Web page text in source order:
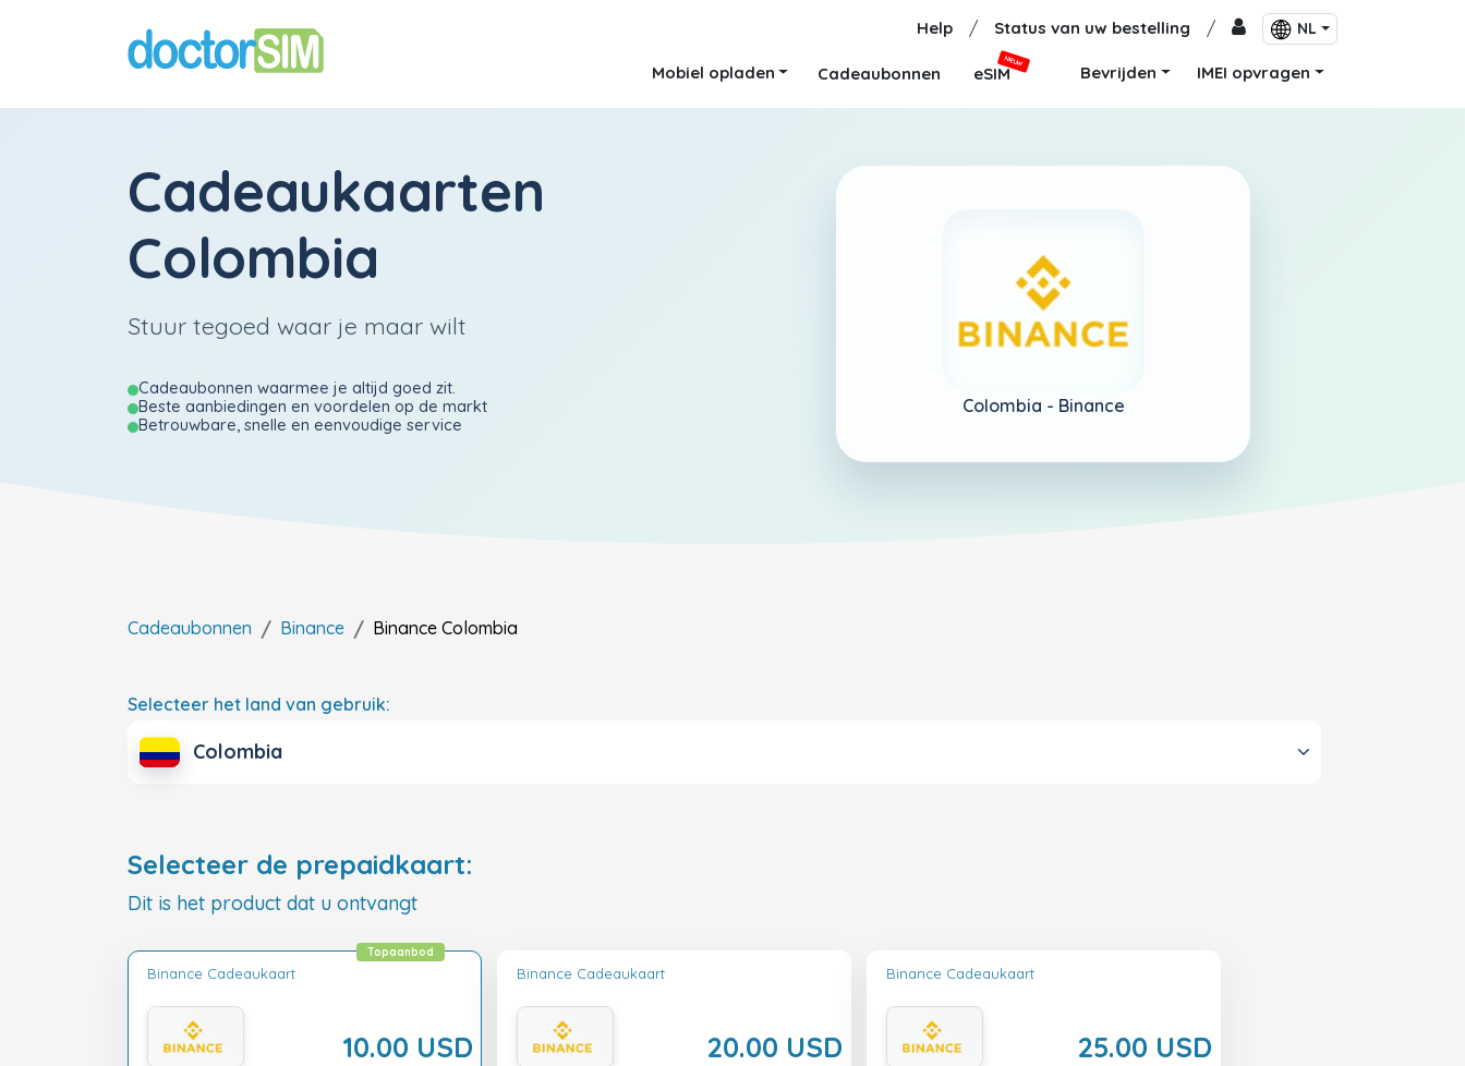
Help / Status van uw bestelling / NL
Mobiel opladen Cadeaubonnen eSIM
NIEUW
Bevrijden IMEI opvragen
Cadeaukaarten
Colombia
Stuur tegoed waar je maar wilt
Cadeaubonnen waarmee je altijd goed zit.
Beste aanbiedingen en voordelen op de markt
Betrouwbare, snelle en eenvoudige service
Colombia - Binance
Cadeaubonnen Binance Binance Colombia
Selecteer het land van gebruik:
Colombia
Selecteer de prepaidkaart:
Dit is het product dat u ontvangt
Binance Cadeaukaart
10.00 USD
Topaanbod
Binance Cadeaukaart
20.00 USD
Binance Cadeaukaart
25.00 USD